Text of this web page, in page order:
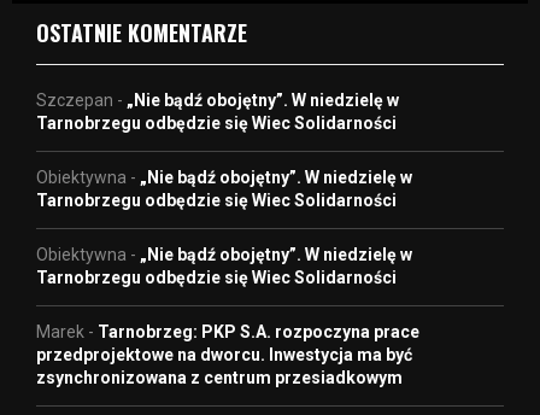
OSTATNIE KOMENTARZE
Szczepan - „Nie bądź obojętny”. W niedzielę w
Tarnobrzegu odbędzie się Wiec Solidarności
Obiektywna - „Nie bądź obojętny”. W niedzielę w
Tarnobrzegu odbędzie się Wiec Solidarności
Obiektywna - „Nie bądź obojętny”. W niedzielę w
Tarnobrzegu odbędzie się Wiec Solidarności
Marek - Tarnobrzeg: PKP S.A. rozpoczyna prace
przedprojektowe na dworcu. Inwestycja ma być
zsynchronizowana z centrum przesiadkowym